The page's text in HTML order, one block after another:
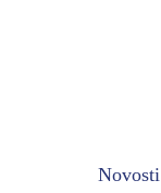
Novosti